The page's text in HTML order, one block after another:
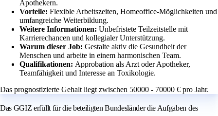
Apothekern.
Vorteile: Flexible Arbeitszeiten, Homeoffice-Möglichkeiten und
umfangreiche Weiterbildung.
Weitere Informationen: Unbefristete Teilzeitstelle mit
Karrierechancen und kollegialer Unterstützung.
Warum dieser Job: Gestalte aktiv die Gesundheit der
Menschen und arbeite in einem harmonischen Team.
Qualifikationen: Approbation als Arzt oder Apotheker,
Teamfähigkeit und Interesse an Toxikologie.
Das prognostizierte Gehalt liegt zwischen 50000 - 70000 € pro Jahr.
Das GGIZ erfüllt für die beteiligten Bundesländer die Aufgaben des